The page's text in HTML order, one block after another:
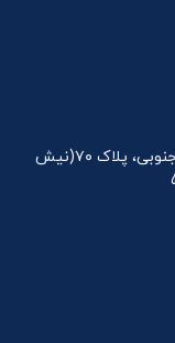
تهران، بلوار اندرزگو، نبش خیابان عبداللهی جنوبی، پلاک ۷۰(نیش